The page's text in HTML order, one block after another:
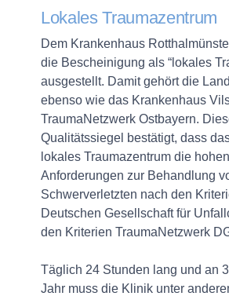
Lokales Traumazentrum
Dem Krankenhaus
die Bescheinigung als “lokales
ausgestellt. Damit gehört die
ebenso wie das Krankenhaus
TraumaNetzwerk Ostbayern.
Qualitätssiegel bestätigt, dass
lokales Traumazentrum die hohen
Anforderungen zur Behandlung
Schwerverletzten nach den
Deutschen Gesellschaft für
den Kriterien TraumaNetzwerk
Täglich 24 Stunden lang und an
Jahr muss die Klinik unter